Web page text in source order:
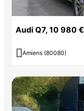
Audi Q7, 10 980 €
 Amiens (80080)